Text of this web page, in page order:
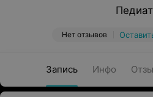
Нет отзывов
Запись Инфо